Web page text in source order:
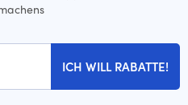
ICH WILL RABATTE!